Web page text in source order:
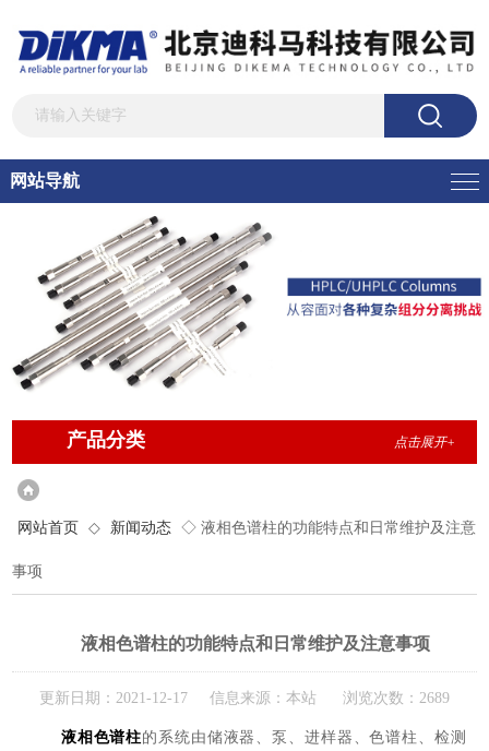
网站导航
产品分类 点击展开+
网站首页 ◇ 新闻动态 ◇ 液相色谱柱的功能特点和日常维护及注意
事项
液相色谱柱的功能特点和日常维护及注意事项
更新日期：2021-12-17 信息来源：本站 浏览次数：2689
液相色谱柱的系统由储液器、泵、进样器、色谱柱、检测